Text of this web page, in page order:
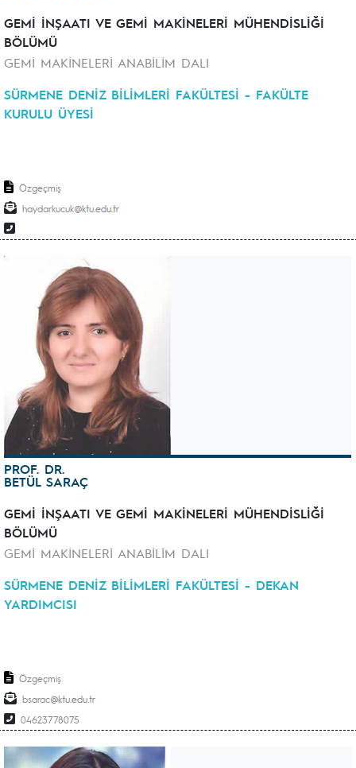
GEMİ İNŞAATI VE GEMİ MAKİNELERİ MÜHENDİSLİĞİ
BÖLÜMÜ
GEMİ MAKİNELERİ ANABİLİM DALI
SÜRMENE DENİZ BİLİMLERİ FAKÜLTESİ - FAKÜLTE
KURULU ÜYESİ
Özgeçmiş
haydarkucuk
PROF. DR.
BETÜL SARAÇ
GEMİ İNŞAATI VE GEMİ MAKİNELERİ MÜHENDİSLİĞİ
BÖLÜMÜ
GEMİ MAKİNELERİ ANABİLİM DALI
SÜRMENE DENİZ BİLİMLERİ FAKÜLTESİ - DEKAN
YARDIMCISI
Özgeçmiş
bsarac
04623778075